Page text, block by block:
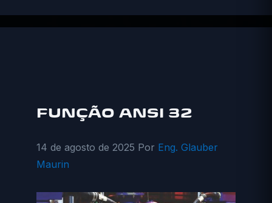
FUNÇÃO ANSI 32
14 de agosto de 2025 Por Eng. Glauber
Maurin